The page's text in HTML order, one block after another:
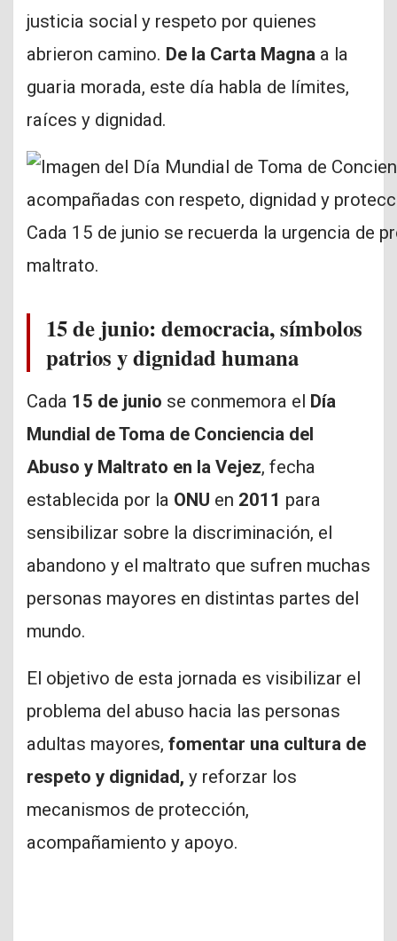
justicia social y respeto por quienes
abrieron camino. De la Carta Magna a la
guaria morada, este día habla de límites,
raíces y dignidad.
Cada 15 de junio se recuerda la urgencia de
maltrato.
15 de junio: democracia, símbolos
patrios y dignidad humana
Cada 15 de junio se conmemora el Día
Mundial de Toma de Conciencia del
Abuso y Maltrato en la Vejez, fecha
establecida por la ONU en 2011 para
sensibilizar sobre la discriminación, el
abandono y el maltrato que sufren muchas
personas mayores en distintas partes del
mundo.
El objetivo de esta jornada es visibilizar el
problema del abuso hacia las personas
adultas mayores, fomentar una cultura de
respeto y dignidad, y reforzar los
mecanismos de protección,
acompañamiento y apoyo.